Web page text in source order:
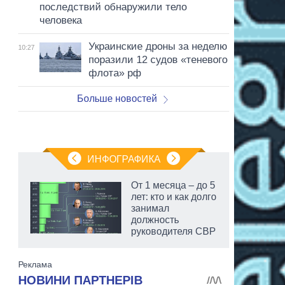
последствий обнаружили тело
человека
10:27
Украинские дроны за неделю
поразили 12 судов «теневого
флота» рф
Больше новостей
ИНФОГРАФИКА
От 1 месяца – до 5
лет: кто и как долго
занимал
должность
руководителя СВР